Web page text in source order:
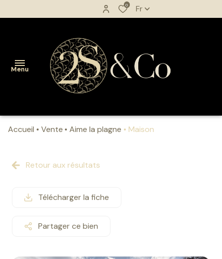
0 Fr
Menu
acheter
Accueil Vente Aime la plagne Maison
Retour aux résultats
Télécharger la fiche
Partager ce bien